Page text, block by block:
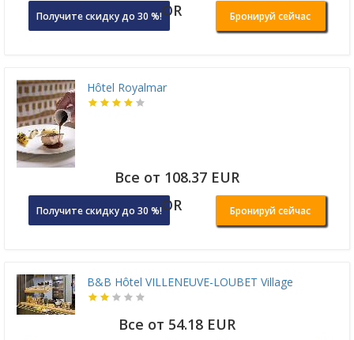
Получите скидку до 30 %!OR Бронируй сейчас
Hôtel Royalmar
Все от 108.37 EUR
Получите скидку до 30 %!OR Бронируй сейчас
B&B Hôtel VILLENEUVE-LOUBET Village
Все от 54.18 EUR